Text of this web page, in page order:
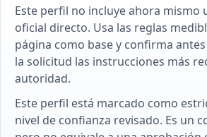
Este perfil no incluye ahora mismo
oficial directo. Usa las reglas
página como base y confirma
la solicitud las instrucciones más
autoridad.
Este perfil está marcado como
nivel de confianza revisado. Es un